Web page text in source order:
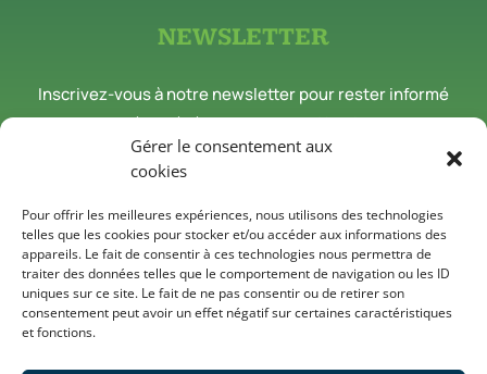
Gérer le consentement aux
cookies
Pour offrir les meilleures expériences, nous utilisons des technologies
telles que les cookies pour stocker et/ou accéder aux informations des
appareils. Le fait de consentir à ces technologies nous permettra de
traiter des données telles que le comportement de navigation ou les ID
uniques sur ce site. Le fait de ne pas consentir ou de retirer son
consentement peut avoir un effet négatif sur certaines caractéristiques
et fonctions.
NEWSLETTER
Inscrivez-vous à notre newsletter pour rester informé
des nouveautés et événements du Golf de la Chassagne.
Suivez-nous sur les réseaux